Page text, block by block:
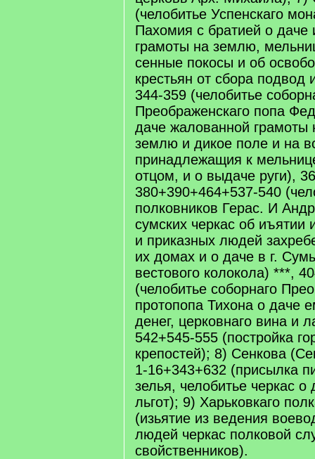
(челобитье Успенскаго
Пахомия с братией о
грамоты на землю,
сенные покосы и об
крестьян от сбора подвод
344-359 (челобитье
Преображенскаго попа
даче жалованной грамоты
землю и дикое поле и на
принадлежащия к
отцом, и о выдаче руги),
380+390+464+537-540
полковников Герас. И
сумских черкас об иъятии
и приказных людей
их домах и о даче в г.
вестового колокола) ***,
(челобитье соборнаго
протопопа Тихона о даче
денег, церковнаго вина и
542+545-555 (постройка
крепостей); 8) Сенкова
1-16+343+632 (присылка
зелья, челобитье черкас о
льгот); 9) Харьковкаго
(изьятие из ведения
людей черкас полковой
свойственников).